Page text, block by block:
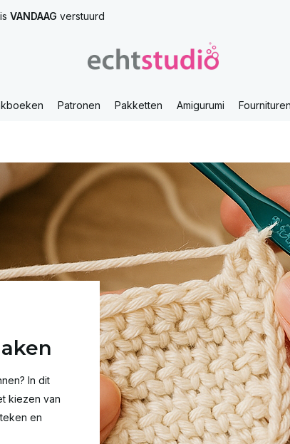
VANDAAG verstuurd
Patronen Pakketten Amigurumi Fournituren
In dit
kiezen van
en